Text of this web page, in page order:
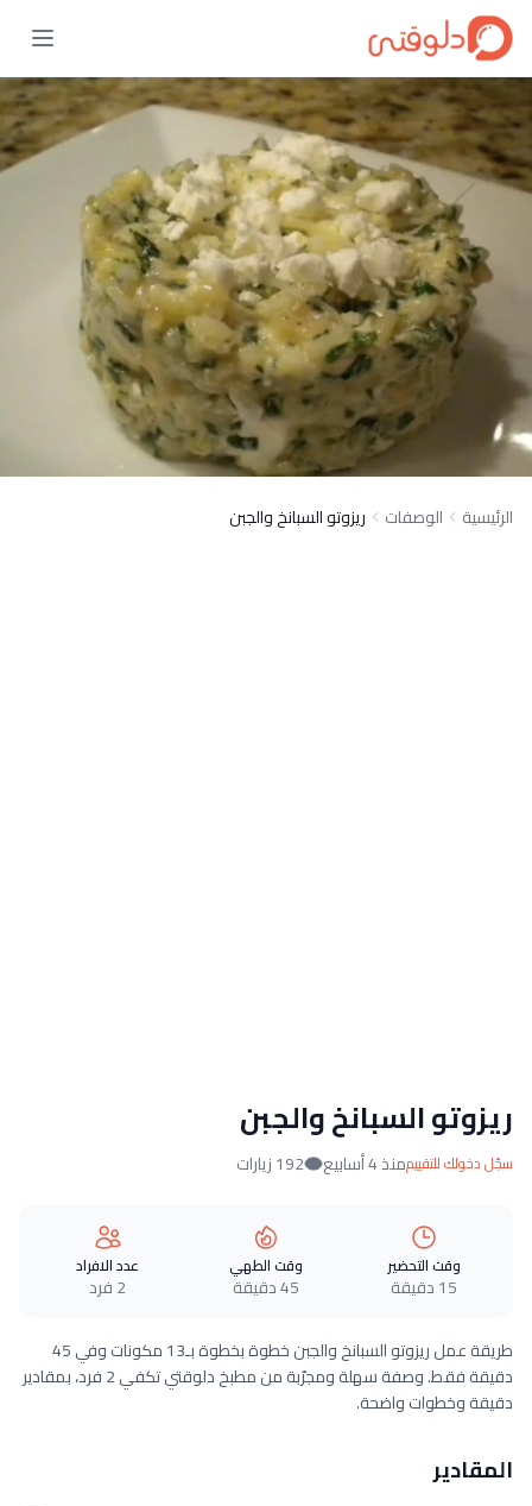
الرئيسية الوصفات ريزوتو السبانخ والجبن
ريزوتو السبانخ والجبن
سجّل دخولك للتقييممنذ 4 أسابيع 192 زيارات
وقت التحضير
15 دقيقة
وقت الطهي
45 دقيقة
عدد الافراد
2 فرد
طريقة عمل ريزوتو السبانخ والجبن خطوة بخطوة بـ13 مكونات وفي 45
دقيقة فقط. وصفة سهلة ومجرّبة من مطبخ دلوقتي تكفي 2 فرد، بمقادير
دقيقة وخطوات واضحة.
المقادير